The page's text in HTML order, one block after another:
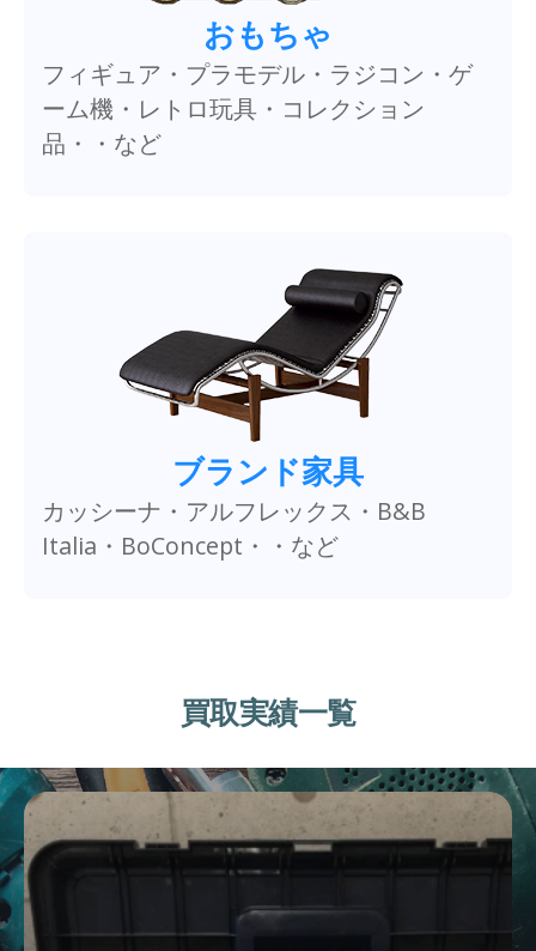
おもちゃ
フィギュア・プラモデル・ラジコン・ゲ
ーム機・レトロ玩具・コレクション
品・・など
ブランド家具
カッシーナ・アルフレックス・B&B
Italia・BoConcept・・など
買取実績一覧